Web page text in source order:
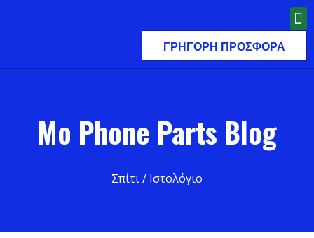
ΓΡΉΓΟΡΗ ΠΡΟΣΦΟΡΆ
Mo Phone Parts Blog
Σπίτι/ Ιστολόγιο